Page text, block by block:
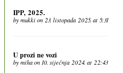
IPP, 2025.
bymukkion 23. listopada 2025. at 5:31
U prozi ne vozi
bymihaon 10. siječnja 2024. at 22:43